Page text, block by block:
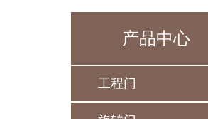
产品中心
工程门